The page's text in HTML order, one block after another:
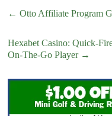
← Otto Affiliate Program
Hexabet Casino:
On‑The‑Go Player →